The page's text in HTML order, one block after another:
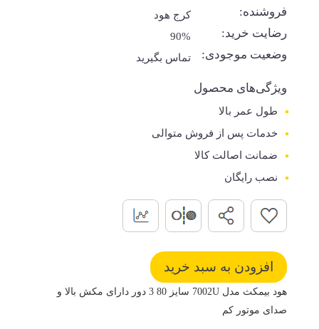
فروشنده: کرج هود
رضایت خرید: 90%
وضعیت موجودی: تماس بگیرید
ویژگی‌های محصول
طول عمر بالا
خدمات پس از فروش متوالی
ضمانت اصالت کالا
نصب رایگان
هود بیمکث مدل 7002U سایز 80 3 دور دارای مکش بالا و
صدای موتور کم